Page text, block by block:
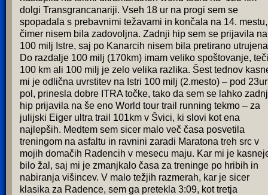
dolgi Transgrancanariji. Vseh 18 ur na progi sem se
spopadala s prebavnimi težavami in končala na 14.
čimer nisem bila zadovoljna. Zadnji hip sem se prijavila na
100 milj Istre, saj po Kanarcih nisem bila pretirano
Do razdalje 100 milj (170km) imam veliko spoštovanje, teči
100 km ali 100 milj je zelo velika razlika. Šest tednov
mi je odlična uvrstitev na Istri 100 milj (2.mesto) – pod
pol, prinesla dobre ITRA točke, tako da sem se lahko
hip prijavila na še eno World tour trail running tekmo – za
julijski Eiger ultra trail 101km v Švici, ki slovi kot ena
najlepših. Medtem sem sicer malo več časa posvetila
treningom na asfaltu in ravnini zaradi Maratona treh src v
mojih domačih Radencih v mesecu maju. Kar mi je
bilo žal, saj mi je zmanjkalo časa za treninge po hribih in
nabiranja višincev. V malo težjih razmerah, kar je sicer
klasika za Radence, sem ga pretekla 3:09, kot tretja